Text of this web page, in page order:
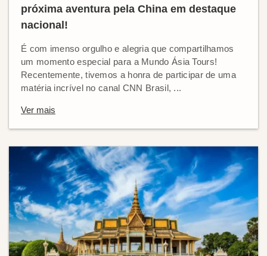
próxima aventura pela China em destaque
nacional!
É com imenso orgulho e alegria que compartilhamos
um momento especial para a Mundo Ásia Tours!
Recentemente, tivemos a honra de participar de uma
matéria incrível no canal CNN Brasil, ...
Ver mais